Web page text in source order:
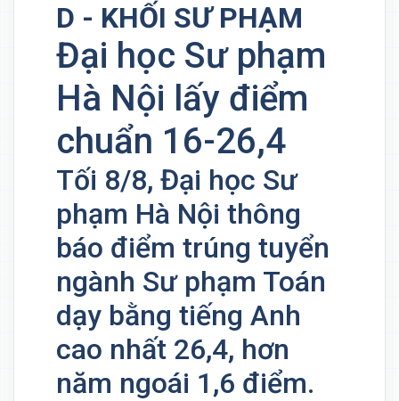
D - KHỐI SƯ PHẠM
Đại học Sư phạm
Hà Nội lấy điểm
chuẩn 16-26,4
Tối 8/8, Đại học Sư
phạm Hà Nội thông
báo điểm trúng tuyển
ngành Sư phạm Toán
dạy bằng tiếng Anh
cao nhất 26,4, hơn
năm ngoái 1,6 điểm.